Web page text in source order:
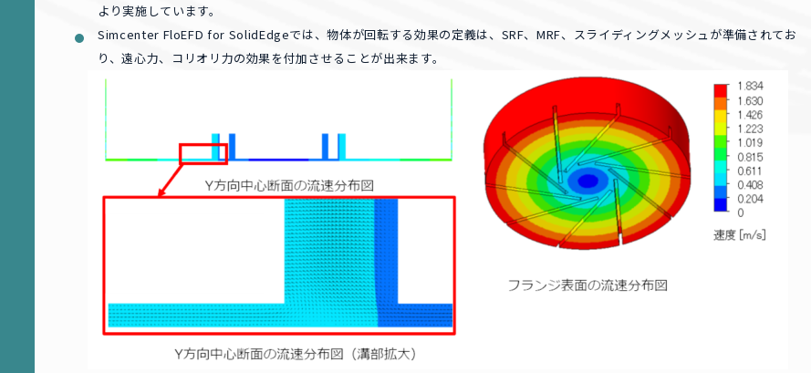
より実施しています。
Simcenter FloEFD for SolidEdgeでは、物体が回転する効果の定義は、SRF、MRF、スライディングメッシュが準備されてお
り、遠心力、コリオリ力の効果を付加させることが出来ます。